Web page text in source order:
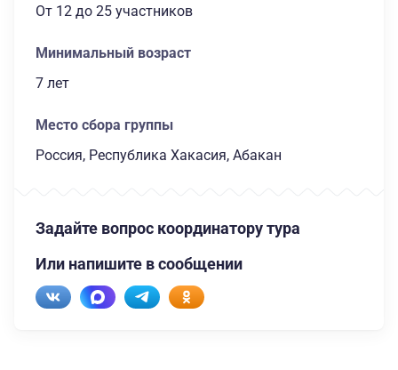
От 12 до 25 участников
Минимальный возраст
7 лет
Место сбора группы
Россия, Республика Хакасия, Абакан
Задайте вопрос координатору тура
Или напишите в сообщении